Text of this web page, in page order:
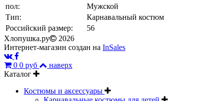
пол:
Мужской
Тип:
Карнавальный костюм
Российский размер:
56
Хлопушка.ру
2026
Интернет-магазин создан на InSales
0 0 руб
наверх
Каталог
Костюмы и аксессуары